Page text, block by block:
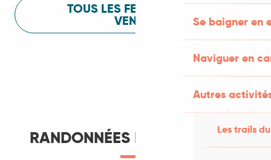
Se baigner en
Naviguer en
Autres
Les trails
TOUS LES FESTIVALS À
VENIR
RANDONNÉES ET ITINÉRANCE